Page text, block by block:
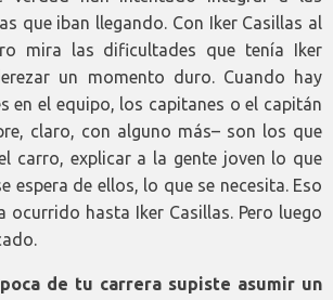
que iban llegando. Con Iker Casillas al
mira las dificultades que tenía Iker
un momento duro. Cuando hay
en el equipo, los capitanes o el capitán
claro, con alguno más– son los que
carro, explicar a la gente joven lo que
espera de ellos, lo que se necesita. Eso
ocurrido hasta Iker Casillas. Pero luego
de tu carrera supiste asumir un